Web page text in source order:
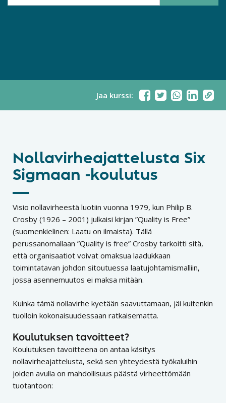
Jaa kurssi:
Nollavirheajattelusta Six
Sigmaan -koulutus
Visio nollavirheestä luotiin vuonna 1979, kun Philip B.
Crosby (1926 – 2001) julkaisi kirjan ”Quality is Free”
(suomenkielinen: Laatu on ilmaista). Tällä
perussanomallaan ”Quality is free” Crosby tarkoitti sitä,
että organisaatiot voivat omaksua laadukkaan
toimintatavan johdon sitoutuessa laatujohtamismalliin,
jossa asennemuutos ei maksa mitään.
Kuinka tämä nollavirhe kyetään saavuttamaan, jäi kuitenkin
tuolloin kokonaisuudessaan ratkaisematta.
Koulutuksen tavoitteet?
Koulutuksen tavoitteena on antaa käsitys
nollavirheajattelusta, sekä sen yhteydestä työkaluihin
joiden avulla on mahdollisuus päästä virheettömään
tuotantoon: